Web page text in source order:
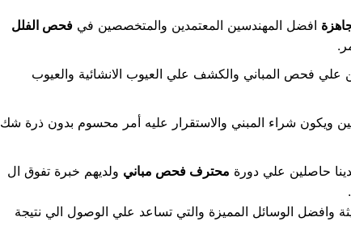
افضل المهندسين المعتمدين والمتخصصين في فحص الفلل
علي فحص المباني والكشف علي العيوب الانشائية والعيوب
ويكون شراء المبني والاستقرار عليه أمر محسوم بدون ذرة شك
حاصلين علي دورة محترف فحص مباني ولديهم خبرة تفوق ال
الوسائل المميزة والتي تساعد علي الوصول الي نتيجة